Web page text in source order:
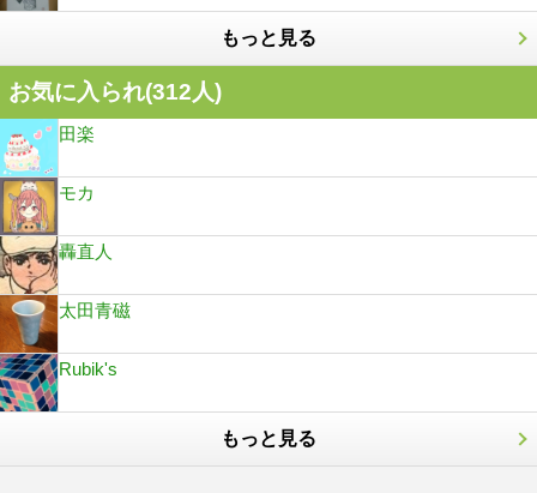
もっと見る
お気に入られ(312人)
田楽
モカ
轟直人
太田青磁
Rubik's
もっと見る